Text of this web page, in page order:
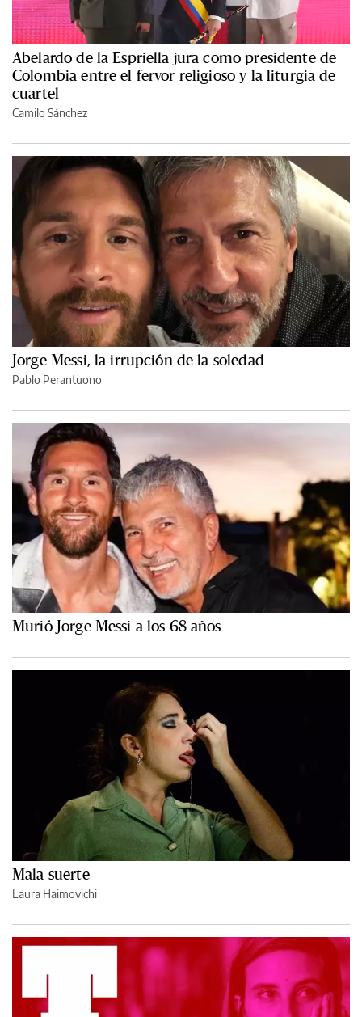
Abelardo de la Espriella jura como presidente de
Colombia entre el fervor religioso y la liturgia de
cuartel
Camilo Sánchez
Jorge Messi, la irrupción de la soledad
Pablo Perantuono
Murió Jorge Messi a los 68 años
Mala suerte
Laura Haimovichi